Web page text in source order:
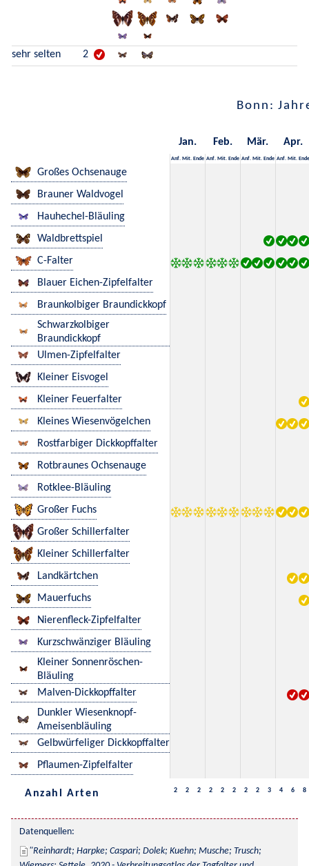
sehr selten 2
Bonn:
Jan. Feb. Mär. Apr.
Anf. Mit. Ende Anf. Mit. Ende Anf. Mit. Ende Anf. Mit. Ende
Großes Ochsenauge
Brauner Waldvogel
Hauhechel-Bläuling
Waldbrettspiel
C-Falter
Blauer Eichen-Zipfelfalter
Braunkolbiger Braundickkopf
Schwarzkolbiger
Braundickkopf
Ulmen-Zipfelfalter
Kleiner Eisvogel
Kleiner Feuerfalter
Kleines Wiesenvögelchen
Rostfarbiger Dickkopffalter
Rotbraunes Ochsenauge
Rotklee-Bläuling
Großer Fuchs
Großer Schillerfalter
Kleiner Schillerfalter
Landkärtchen
Mauerfuchs
Nierenfleck-Zipfelfalter
Kurzschwänziger Bläuling
Kleiner Sonnenröschen-
Bläuling
Malven-Dickkopffalter
Dunkler Wiesenknopf-
Ameisenbläuling
Gelbwürfeliger Dickkopffalter
Pflaumen-Zipfelfalter
Anzahl Arten 2 2 2 2 2 2 2 2 3 4 6 8
Datenquellen:
Reinhardt; Harpke; Caspari; Dolek; Kuehn; Musche; Trusch;